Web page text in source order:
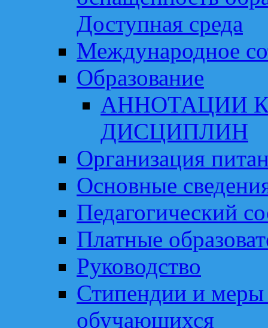
Доступная среда
Международное
Образование
АННОТАЦИИ
ДИСЦИПЛИН
Организация
Основные
Педагогический
Платные
Руководство
Стипендии и
обучающихся